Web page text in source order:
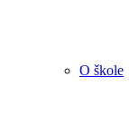
O škole